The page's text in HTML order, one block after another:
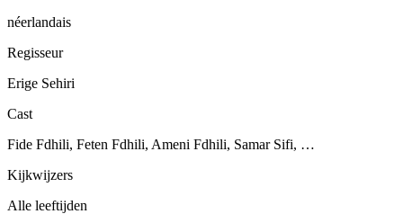
néerlandais
Regisseur
Erige Sehiri
Cast
Fide Fdhili, Feten Fdhili, Ameni Fdhili, Samar Sifi, …
Kijkwijzers
Alle leeftijden